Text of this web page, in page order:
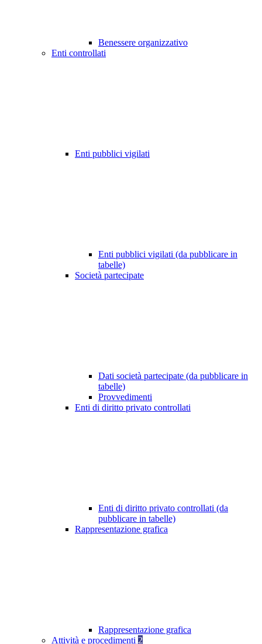
Benessere organizzativo
Enti controllati
Enti pubblici vigilati
Enti pubblici vigilati (da pubblicare in
tabelle)
Società partecipate
Dati società partecipate (da pubblicare in
tabelle)
Provvedimenti
Enti di diritto privato controllati
Enti di diritto privato controllati (da
pubblicare in tabelle)
Rappresentazione grafica
Rappresentazione grafica
Attività e procedimenti 2